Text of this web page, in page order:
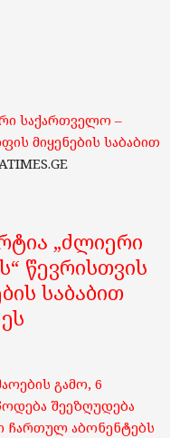
საქართველო –
მიყენების საბაბით
„ძლიერი
წევრისთვის
საბაბით
გამო, 6
შეეზღუდება
ჩართულ აბონენტებს